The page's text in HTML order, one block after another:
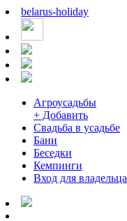
belarus-holiday
Агроусадьбы
+ Добавить
Свадьба в усадьбе
Бани
Беседки
Кемпинги
Вход для владельца